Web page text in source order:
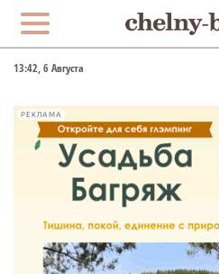
13:42, 6 Августа
РЕКЛАМА